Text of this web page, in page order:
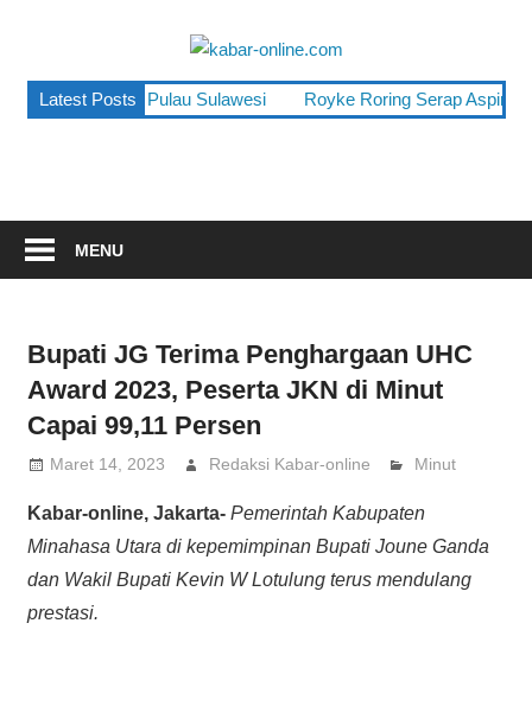
terpercaya
dalam
Latest Posts
Terendah di Pulau Sulawesi Royke Roring Serap Aspirasi
MENU
Bupati JG Terima Penghargaan UHC
Award 2023, Peserta JKN di Minut
Capai 99,11 Persen
Maret 14, 2023 Redaksi Kabar-online Minut
Kabar-online, Jakarta- Pemerintah Kabupaten
Minahasa Utara di kepemimpinan Bupati Joune Ganda
dan Wakil Bupati Kevin W Lotulung terus mendulang
prestasi.